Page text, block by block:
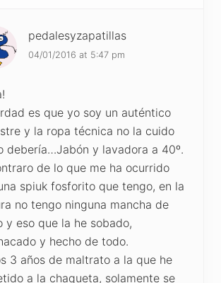
pedalesyzapatillas
04/01/2016 at 5:47 pm
es que yo soy un auténtico
y la ropa técnica no la cuido
debería…Jabón y lavadora a 40º.
de lo que me ha ocurrido
spiuk fosforito que tengo, en la
no tengo ninguna mancha de
y eso que la he sobado,
y hecho de todo.
3 años de maltrato a la que he
a la chaqueta, solamente se